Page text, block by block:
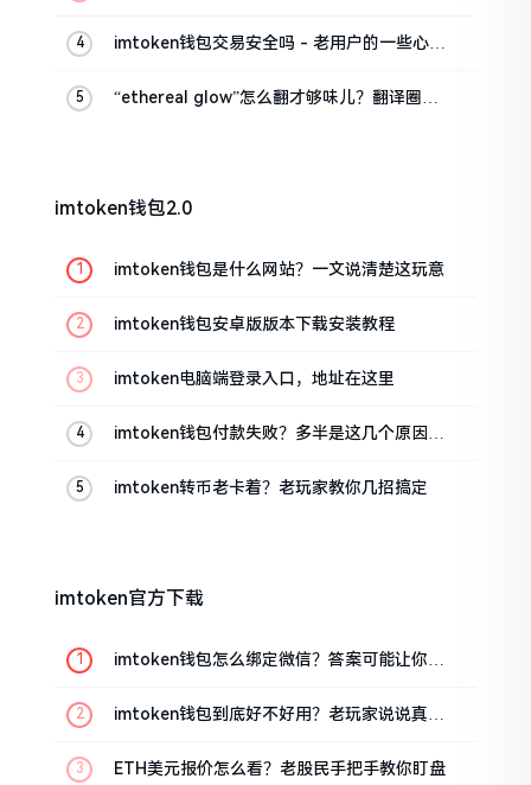
imtoken钱包交易安全吗 - 老用户的一些心里
“ethereal glow”怎么翻才够味儿？翻译圈老
imtoken钱包2.0
imtoken钱包是什么网站？一文说清楚这玩意
imtoken钱包安卓版版本下载安装教程
imtoken电脑端登录入口，地址在这里
imtoken钱包付款失败？多半是这几个原因闹
imtoken转币老卡着？老玩家教你几招搞定
imtoken官方下载
imtoken钱包怎么绑定微信？答案可能让你失
imtoken钱包到底好不好用？老玩家说说真实
ETH美元报价怎么看？老股民手把手教你盯盘